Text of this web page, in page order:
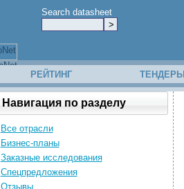
Search datasheet
РЕЙТИНГ ТЕНДЕРЫ
Навигация по разделу
Все отрасли
Бизнес-планы
Заказные исследования
Спецпредложения
Отзывы